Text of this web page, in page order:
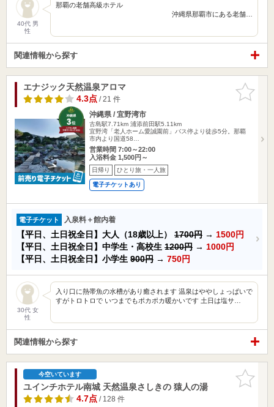
40代 男
性
那覇の老舗高級ホテル
沖縄県那覇市にある老舗…
関連情報から探す
お気に入
りに追加
エナジック天然温泉アロマ
4.3点/ 21 件
沖縄県 / 宜野湾市
古島駅7.71km 浦添前田駅5.11km
宜野湾「老人ホーム愛誠園前」バス停より徒歩5分。那覇
市内より国道58…
営業時間 7:00～22:00
入浴料金 1,500円～
日帰り ひとり旅・一人旅
電子チケットあり
電子チケット 入泉料＋館内着
【平日、土日祝全日】大人（18歳以上） 1700円 → 1500円
【平日、土日祝全日】中学生・高校生 1200円 → 1000円
【平日、土日祝全日】小学生 900円 → 750円
30代 女
性
入り口に熱帯魚の水槽があり癒されます 温泉はややしょっぱいで
すがトロトロで いつまでもポカポカ暖かいです 土日は塩サ…
関連情報から探す
お気に入
りに追加
今空いています
ユインチホテル南城 天然温泉さしきの 猿人の湯
4.7点/ 128 件